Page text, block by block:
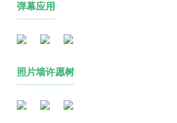
弹幕应用
照片墙许愿树